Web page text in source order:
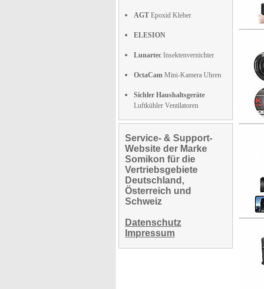
AGT Epoxid Kleber
ELESION
Lunartec Insektenvernichter
OctaCam Mini-Kamera Uhren
Sichler Haushaltsgeräte
Luftkühler Ventilatoren
Service- & Support-
Website der Marke
Somikon für die
Vertriebsgebiete
Deutschland,
Österreich und
Schweiz
Datenschutz
Impressum